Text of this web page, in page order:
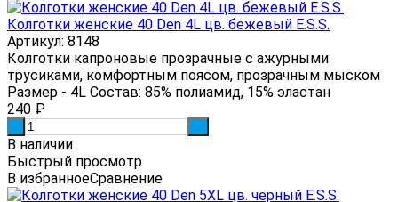
Колготки женские 40 Den 4L цв. бежевый E.S.S.
Артикул: 8148
Колготки капроновые прозрачные с ажурными
трусиками, комфортным поясом, прозрачным мыском
Размер - 4L Состав: 85% полиамид, 15% эластан
240 ₽
В наличии
Быстрый просмотр
В избранноеСравнение